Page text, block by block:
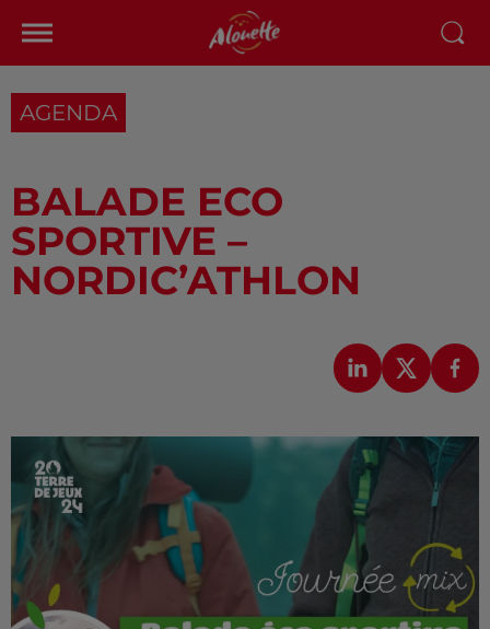
AGENDA
BALADE ECO
SPORTIVE –
NORDIC’ATHLON